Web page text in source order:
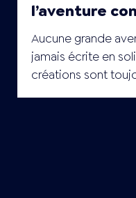
l’aventure
Aucune grande
jamais écrite en
créations sont